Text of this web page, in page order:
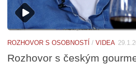
ROZHOVOR S OSOBNOSTÍ / VIDEA
Rozhovor s českým